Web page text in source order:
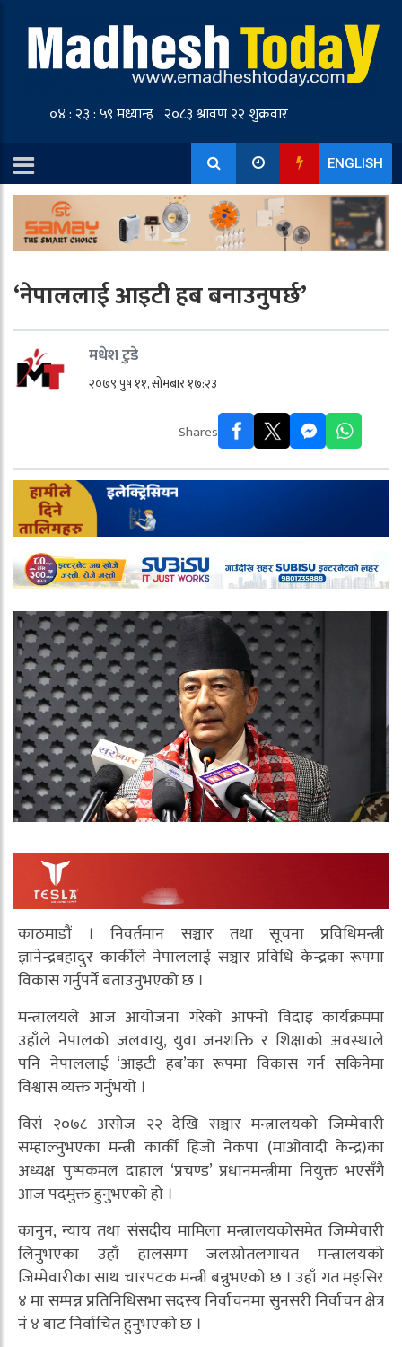
ENGLISH
‘नेपाललाई आइटी हब बनाउनुपर्छ’
मधेश टुडे
२०७९ पुष ११, सोमबार १७:२३
Shares
काठमाडौं । निवर्तमान सञ्चार तथा सूचना प्रविधिमन्त्री
ज्ञानेन्द्रबहादुर कार्कीले नेपाललाई सञ्चार प्रविधि केन्द्रका रूपमा
विकास गर्नुपर्ने बताउनुभएको छ ।
मन्त्रालयले आज आयोजना गरेको आफ्नो विदाइ कार्यक्रममा
उहाँले नेपालको जलवायु, युवा जनशक्ति र शिक्षाको अवस्थाले
पनि नेपाललाई ‘आइटी हब’का रूपमा विकास गर्न सकिनेमा
विश्वास व्यक्त गर्नुभयो ।
विसं २०७८ असोज २२ देखि सञ्चार मन्त्रालयको जिम्मेवारी
सम्हाल्नुभएका मन्त्री कार्की हिजो नेकपा (माओवादी केन्द्र)का
अध्यक्ष पुष्पकमल दाहाल ‘प्रचण्ड’ प्रधानमन्त्रीमा नियुक्त भएसँगै
आज पदमुक्त हुनुभएको हो ।
कानुन, न्याय तथा संसदीय मामिला मन्त्रालयकोसमेत जिम्मेवारी
लिनुभएका उहाँ हालसम्म जलस्रोतलगायत मन्त्रालयको
जिम्मेवारीका साथ चारपटक मन्त्री बन्नुभएको छ । उहाँ गत मङ्सिर
४ मा सम्पन्न प्रतिनिधिसभा सदस्य निर्वाचनमा सुनसरी निर्वाचन क्षेत्र
नं ४ बाट निर्वाचित हुनुभएको छ ।